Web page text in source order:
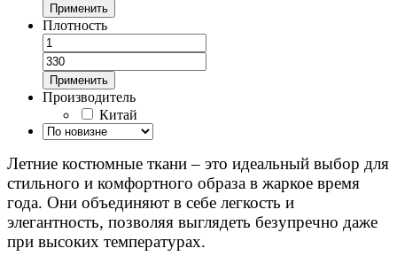
Применить
Плотность
Применить
Производитель
Китай
Летние костюмные ткани – это идеальный выбор для
стильного и комфортного образа в жаркое время
года. Они объединяют в себе легкость и
элегантность, позволяя выглядеть безупречно даже
при высоких температурах.